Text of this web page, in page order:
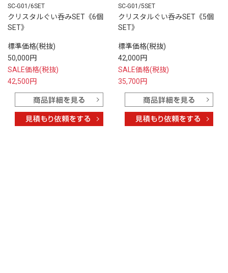
SC-G01/6SET
クリスタルぐい呑みSET《6個
SET》
標準価格(税抜)
50,000円
SALE価格(税抜)
42,500円
SC-G01/5SET
クリスタルぐい呑みSET《5個
SET》
標準価格(税抜)
42,000円
SALE価格(税抜)
35,700円